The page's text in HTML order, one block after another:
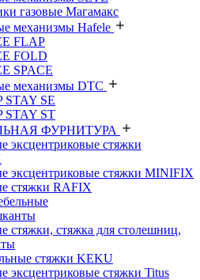
газовые Магамакс
механизмы Hafele
FLAP
FOLD
SPACE
механизмы DTC
STAY SE
STAY ST
ФУРНИТУРА
эксцентриковые стяжки
эксцентриковые стяжки MINIFIX
стяжки RAFIX
стяжки, стяжка для столешниц,
стяжки KEKU
эксцентриковые стяжки Titus